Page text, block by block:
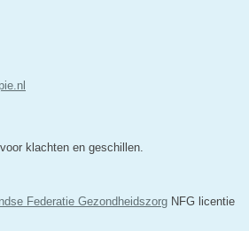
voor klachten en geschillen.
Federatie Gezondheidszorg NFG licentie